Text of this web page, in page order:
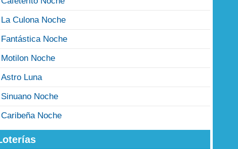
La Culona Noche
Fantástica Noche
Motilon Noche
Astro Luna
Sinuano Noche
Caribeña Noche